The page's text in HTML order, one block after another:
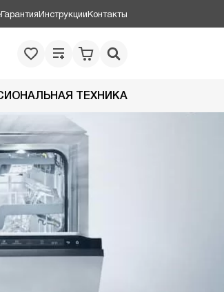
ГарантияИнструкцииКонтакты
ТЕХНИКА